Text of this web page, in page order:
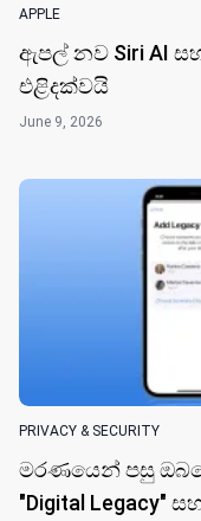
APPLE
ඇපල් නව Siri AI සහ
එළිදක්වයි
June 9, 2026
PRIVACY & SECURITY
මරණයෙන් පසු
"Digital Legacy"